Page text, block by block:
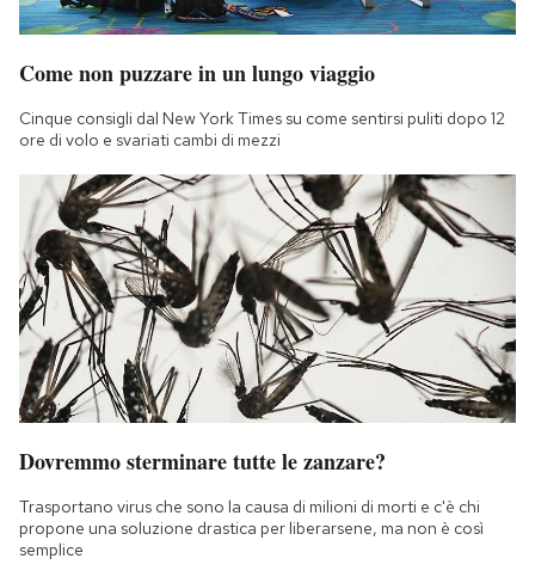
Come non puzzare in un lungo viaggio
Cinque consigli dal New York Times su come sentirsi puliti dopo 12
ore di volo e svariati cambi di mezzi
Dovremmo sterminare tutte le zanzare?
Trasportano virus che sono la causa di milioni di morti e c'è chi
propone una soluzione drastica per liberarsene, ma non è così
semplice